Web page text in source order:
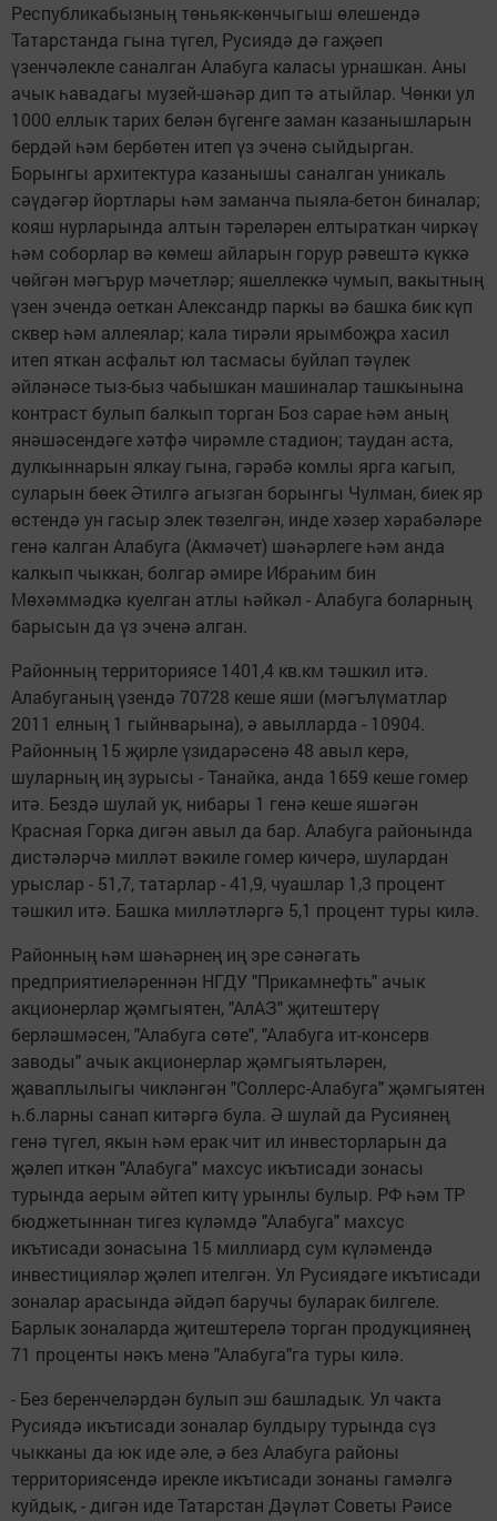
Республикабызның төньяк-көнчыгыш өлешендә
Татарстанда гына түгел, Русиядә дә гаҗәеп
үзенчәлекле саналган Алабуга каласы урнашкан. Аны
ачык һавадагы музей-шәһәр дип тә атыйлар. Чөнки ул
1000 еллык тарих белән бүгенге заман казанышларын
бердәй һәм бербөтен итеп үз эченә сыйдырган.
Борынгы архитектура казанышы саналган уникаль
сәүдәгәр йортлары һәм заманча пыяла-бетон биналар;
кояш нурларында алтын тәреләрен елтыраткан чиркәү
һәм соборлар вә көмеш айларын горур рәвештә күккә
чөйгән мәгърур мәчетләр; яшеллеккә чумып, вакытның
үзен эчендә оеткан Александр паркы вә башка бик күп
сквер һәм аллеялар; кала тирәли ярымбоҗра хасил
итеп яткан асфальт юл тасмасы буйлап тәүлек
әйләнәсе тыз-быз чабышкан машиналар ташкынына
контраст булып балкып торган Боз сарае һәм аның
янәшәсендәге хәтфә чирәмле стадион; таудан аста,
дулкыннарын ялкау гына, гәрәбә комлы ярга кагып,
суларын бөек Әтилгә агызган борынгы Чулман, биек яр
өстендә ун гасыр элек төзелгән, инде хәзер хәрабәләре
генә калган Алабуга (Акмәчет) шәһәрлеге һәм анда
калкып чыккан, болгар әмире Ибраһим бин
Мөхәммәдкә куелган атлы һәйкәл - Алабуга боларның
барысын да үз эченә алган.
Районның территориясе 1401,4 кв.км тәшкил итә.
Алабуганың үзендә 70728 кеше яши (мәгълүматлар
2011 елның 1 гыйнварына), ә авылларда - 10904.
Районның 15 җирле үзидарәсенә 48 авыл керә,
шуларның иң зурысы - Танайка, анда 1659 кеше гомер
итә. Бездә шулай ук, нибары 1 генә кеше яшәгән
Красная Горка дигән авыл да бар. Алабуга районында
дистәләрчә милләт вәкиле гомер кичерә, шулардан
урыслар - 51,7, татарлар - 41,9, чуашлар 1,3 процент
тәшкил итә. Башка милләтләргә 5,1 процент туры килә.
Районның һәм шәһәрнең иң эре сәнәгать
предприятиеләреннән НГДУ "Прикамнефть" ачык
акционерлар җәмгыятен, "АлАЗ" җитештерү
берләшмәсен, "Алабуга сөте", "Алабуга ит-консерв
заводы" ачык акционерлар җәмгыятьләрен,
җаваплылыгы чикләнгән "Соллерс-Алабуга" җәмгыятен
һ.б.ларны санап китәргә була. Ә шулай да Русиянең
генә түгел, якын һәм ерак чит ил инвесторларын да
җәлеп иткән "Алабуга" махсус икътисади зонасы
турында аерым әйтеп китү урынлы булыр. РФ һәм ТР
бюджетыннан тигез күләмдә "Алабуга" махсус
икътисади зонасына 15 миллиард сум күләмендә
инвестицияләр җәлеп ителгән. Ул Русиядәге икътисади
зоналар арасында әйдәп баручы буларак билгеле.
Барлык зоналарда җитештерелә торган продукциянең
71 проценты нәкъ менә "Алабуга"га туры килә.
- Без беренчеләрдән булып эш башладык. Ул чакта
Русиядә икътисади зоналар булдыру турында сүз
чыкканы да юк иде әле, ә без Алабуга районы
территориясендә ирекле икътисади зонаны гамәлгә
куйдык, - дигән иде Татарстан Дәүләт Советы Рәисе